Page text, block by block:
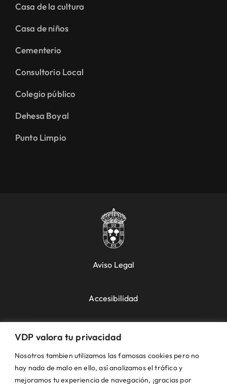
VDP valora tu privacidad
Nosotros tambien utilizamos las famosas cookies pero no
hay nada de malo en ello, así analizamos el tráfico y
mejoramos tu experiencia de navegación, ¡gracias por
Casa de la cultura
Casa de niños
Cementerio
Consultorio Local
Colegio público
Dehesa Boyal
Punto Limpio
Aviso Legal
Accesibilidad
Política de Cookies
Política de Privacidad